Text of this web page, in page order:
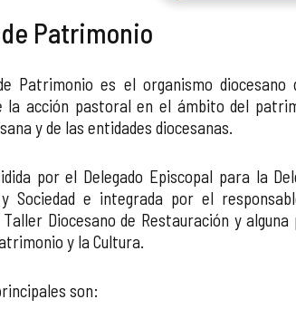
Patrimonio
Patrimonio es el organismo diocesano
la acción pastoral en el ámbito del
y de las entidades diocesanas.
por el Delegado Episcopal para la
Sociedad e integrada por el
Diocesano de Restauración y
y la Cultura.
son: